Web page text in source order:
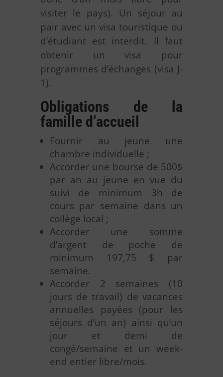
visiter le pays). Un séjour au
pair avec un visa touristique ou
d’étudiant est interdit. Il faut
obtenir un visa pour
programmes d’échanges (visa J-
1).
Obligations de la
famille d’accueil
Fournir au jeune une
chambre individuelle ;
Accorder une bourse de 500$
par an au jeune en vue du
suivi de minimum 3h de
cours par semaine dans un
collège local ;
Accorder une somme
d’argent de poche de
minimum 197,75 $ par
semaine.
Accorder 2 semaines (10
jours de travail) de vacances
annuelles payées (pour les
séjours d’un an) ainsi qu’un
jour et demi de
congé/semaine et un week-
end entier libre/mois.